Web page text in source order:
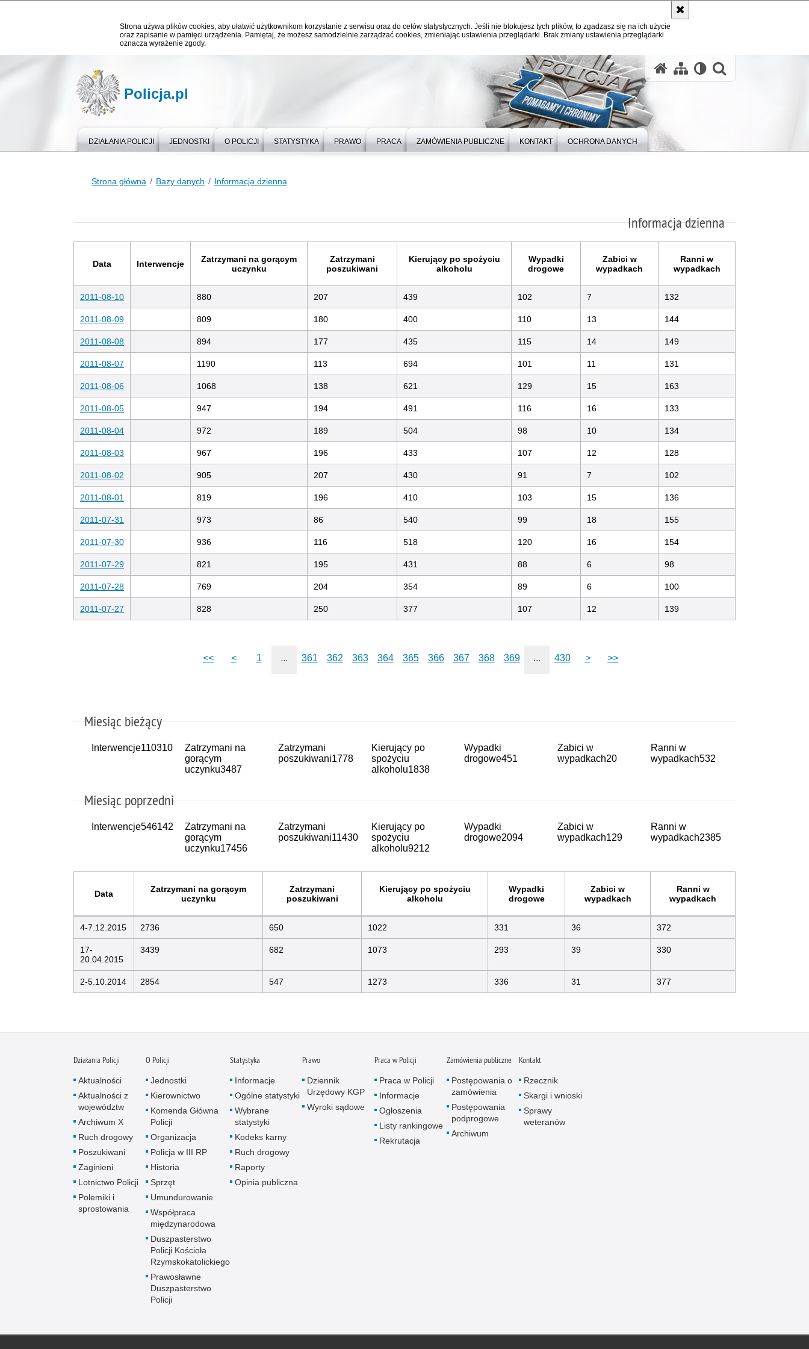
Strona używa plików cookies, aby ułatwić użytkownikom korzystanie z serwisu oraz do celów statystycznych. Jeśli nie blokujesz tych plików, to zgadzasz się na ich użycie
oraz zapisanie w pamięci urządzenia. Pamiętaj, że możesz samodzielnie zarządzać cookies, zmieniając ustawienia przeglądarki. Brak zmiany ustawienia przeglądarki
oznacza wyrażenie zgody.
Policja.pl
DZIAŁANIA POLICJI JEDNOSTKI O POLICJI STATYSTYKA PRAWO PRACA ZAMÓWIENIA PUBLICZNE KONTAKT OCHRONA DANYCH
Strona główna Bazy danych Informacja dzienna
Informacja dzienna
Data Interwencje
Zatrzymani na gorącym
uczynku
Zatrzymani
poszukiwani
Kierujący po spożyciu
alkoholu
Wypadki
drogowe
Zabici w
wypadkach
Ranni w
wypadkach
2011-08-10 880 207 439 102 7 132
2011-08-09 809 180 400 110 13 144
2011-08-08 894 177 435 115 14 149
2011-08-07 1190 113 694 101 11 131
2011-08-06 1068 138 621 129 15 163
2011-08-05 947 194 491 116 16 133
2011-08-04 972 189 504 98 10 134
2011-08-03 967 196 433 107 12 128
2011-08-02 905 207 430 91 7 102
2011-08-01 819 196 410 103 15 136
2011-07-31 973 86 540 99 18 155
2011-07-30 936 116 518 120 16 154
2011-07-29 821 195 431 88 6 98
2011-07-28 769 204 354 89 6 100
2011-07-27 828 250 377 107 12 139
<< < 1 ... 361 362 363 364 365 366 367 368 369 ... 430 > >>
Miesiąc bieżący
Interwencje110310
Zatrzymani na
gorącym
uczynku3487
Zatrzymani
poszukiwani1778
Kierujący po
spożyciu
alkoholu1838
Wypadki
drogowe451
Zabici w
wypadkach20
Ranni w
wypadkach532
Miesiąc poprzedni
Interwencje546142
Zatrzymani na
gorącym
uczynku17456
Zatrzymani
poszukiwani11430
Kierujący po
spożyciu
alkoholu9212
Wypadki
drogowe2094
Zabici w
wypadkach129
Ranni w
wypadkach2385
Data
Zatrzymani na gorącym
uczynku
Zatrzymani
poszukiwani
Kierujący po spożyciu
alkoholu
Wypadki
drogowe
Zabici w
wypadkach
Ranni w
wypadkach
4-7.12.2015 2736 650 1022 331 36 372
17-
20.04.2015
3439 682 1073 293 39 330
2-5.10.2014 2854 547 1273 336 31 377
Działania Policji
Aktualności
Aktualności z
województw
Archiwum X
Ruch drogowy
Poszukiwani
Zaginieni
Lotnictwo Policji
Polemiki i
sprostowania
O Policji
Jednostki
Kierownictwo
Komenda Główna
Policji
Organizacja
Policja w III RP
Historia
Sprzęt
Umundurowanie
Współpraca
międzynarodowa
Duszpasterstwo
Policji Kościoła
Rzymskokatolickiego
Prawosławne
Duszpasterstwo
Policji
Statystyka
Informacje
Ogólne statystyki
Wybrane
statystyki
Kodeks karny
Ruch drogowy
Raporty
Opinia publiczna
Prawo
Dziennik
Urzędowy KGP
Wyroki sądowe
Praca w Policji
Praca w Policji
Informacje
Ogłoszenia
Listy rankingowe
Rekrutacja
Zamówienia publiczne
Postępowania o
zamówienia
Postępowania
podprogowe
Archiwum
Kontakt
Rzecznik
Skargi i wnioski
Sprawy
weteranów